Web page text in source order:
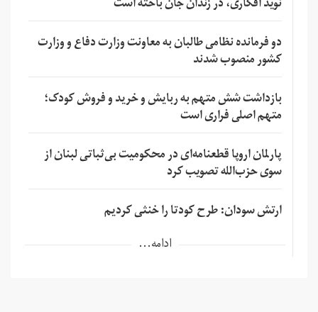
دو فرمانده نظامی طالبان به معاونت وزارت دفاع و وزارت
کشور منصوب شدند
بازداشت شش متهم به ربایش و خرید و فروش کودک؛
متهم اصلی فراری است
پارلمان اروپا قطعنامه‌ای در محکومیت بی‌ثباتی لبنان از
سوی حزب‌الله تصویب کرد
ارتش سودان: طرح کودتا را خنثی کردیم
ادامه...